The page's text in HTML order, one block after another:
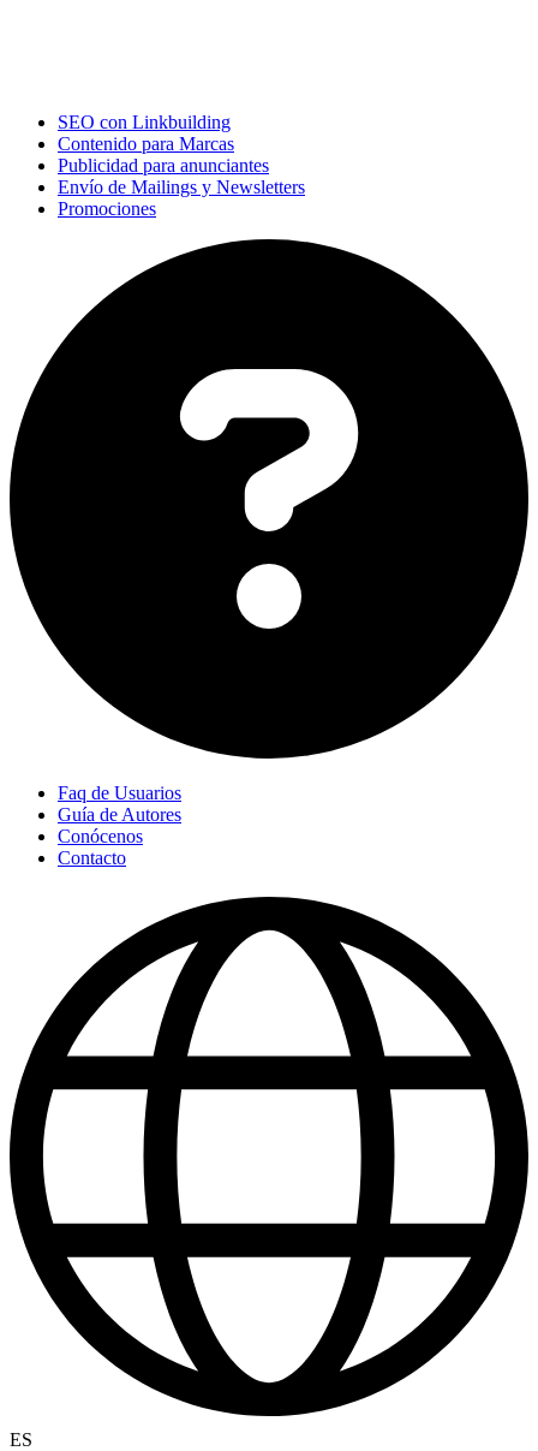
SEO con Linkbuilding
Contenido para Marcas
Publicidad para anunciantes
Envío de Mailings y Newsletters
Promociones
Faq de Usuarios
Guía de Autores
Conócenos
Contacto
ES